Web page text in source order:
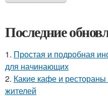
Последние
1. Простая и подробная
для начинающих
2. Какие кафе и
жителей